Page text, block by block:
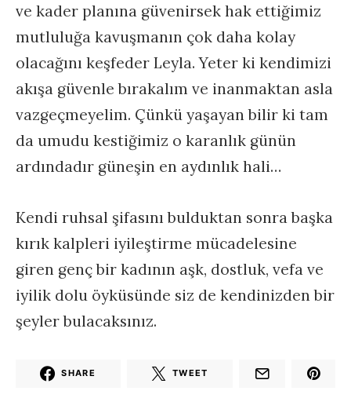
ve kader planına güvenirsek hak ettiğimiz
mutluluğa kavuşmanın çok daha kolay
olacağını keşfeder Leyla. Yeter ki kendimizi
akışa güvenle bırakalım ve inanmaktan asla
vazgeçmeyelim. Çünkü yaşayan bilir ki tam
da umudu kestiğimiz o karanlık günün
ardındadır güneşin en aydınlık hali…
Kendi ruhsal şifasını bulduktan sonra başka
kırık kalpleri iyileştirme mücadelesine
giren genç bir kadının aşk, dostluk, vefa ve
iyilik dolu öyküsünde siz de kendinizden bir
şeyler bulacaksınız.
SHARE TWEET